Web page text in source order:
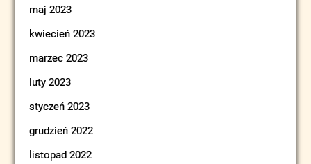
maj 2023
kwiecień 2023
marzec 2023
luty 2023
styczeń 2023
grudzień 2022
listopad 2022